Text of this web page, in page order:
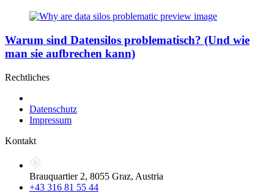
Warum sind Datensilos problematisch? (Und wie
man sie aufbrechen kann)
Rechtliches
Datenschutz
Impressum
Kontakt
Brauquartier 2, 8055 Graz, Austria
+43 316 81 55 44